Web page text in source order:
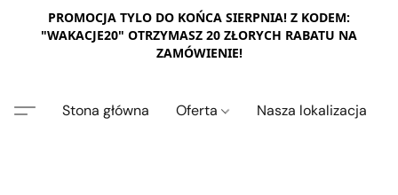
PROMOCJA TYLO DO KOŃCA SIERPNIA! Z KODEM:
"WAKACJE20" OTRZYMASZ 20 ZŁORYCH RABATU NA
ZAMÓWIENIE!
Stona główna Oferta Nasza lokalizacja